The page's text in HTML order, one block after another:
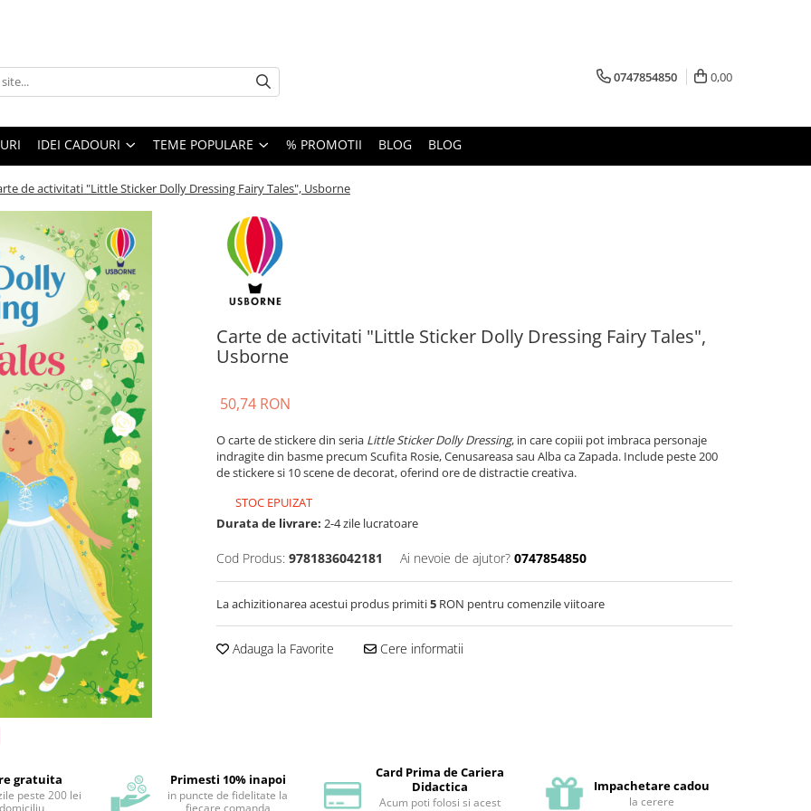
0747854850 0,00
IDEI CADOURI TEME POPULARE % PROMOTII BLOG BLOG
de activitati "Little Sticker Dolly Dressing Fairy Tales", Usborne
Carte de activitati "Little Sticker Dolly Dressing Fairy Tales",
Usborne
50,74 RON
O carte de stickere din seria Little Sticker Dolly Dressing, in care copiii pot imbraca personaje
indragite din basme precum Scufita Rosie, Cenusareasa sau Alba ca Zapada. Include peste 200
de stickere si 10 scene de decorat, oferind ore de distractie creativa.
STOC EPUIZAT
Durata de livrare: 2-4 zile lucratoare
Cod Produs: 9781836042181 Ai nevoie de ajutor? 0747854850
La achizitionarea acestui produs primiti5 RON pentru comenzile viitoare
Adauga la Favorite Cere informatii
gratuita
peste 200 lei
Primesti 10% inapoi
in puncte de fidelitate la
fiecare comanda
Card Prima de Cariera
Didactica
Acum poti folosi si acest
Impachetare cadou
la cerere